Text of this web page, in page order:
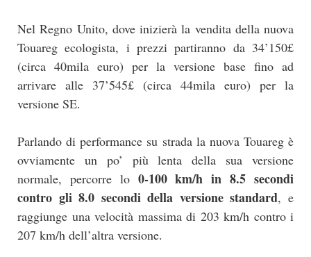
Nel Regno Unito, dove inizierà la vendita della nuova
Touareg ecologista, i prezzi partiranno da 34’150£
(circa 40mila euro) per la versione base fino ad
arrivare alle 37’545£ (circa 44mila euro) per la
versione SE.
Parlando di performance su strada la nuova Touareg è
ovviamente un po’ più lenta della sua versione
normale, percorre lo 0-100 km/h in 8.5 secondi
contro gli 8.0 secondi della versione standard, e
raggiunge una velocità massima di 203 km/h contro i
207 km/h dell’altra versione.